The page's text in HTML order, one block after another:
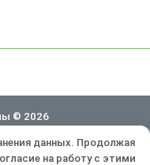
© 2026
данных. Продолжая
на работу с этими